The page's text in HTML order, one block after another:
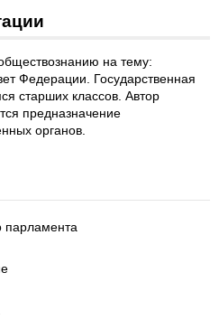
на тему:
Федерации. Государственная
старших классов. Автор
предназначение
органов.
парламента